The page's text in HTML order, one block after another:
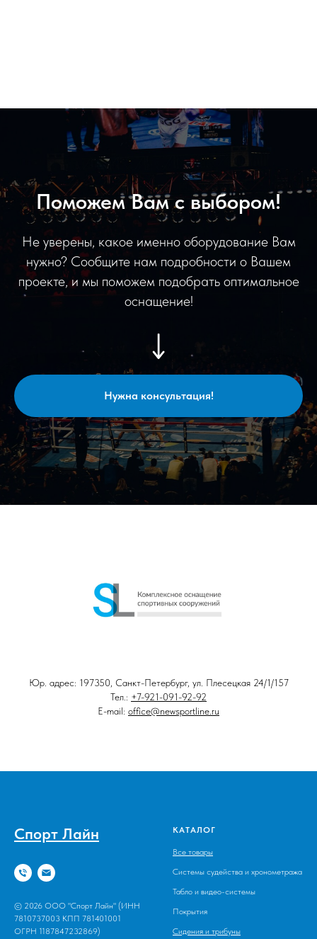
Поможем Вам с выбором!
Не уверены, какое именно оборудование Вам
нужно? Сообщите нам подробности о Вашем
проекте, и мы поможем подобрать оптимальное
оснащение!
Нужна консультация!
Юр. адрес: 197350, Санкт-Петербург, ул. Плесецкая 24/1/157
Тел.: +7-921-091-92-92
E-mail: office@newsportline.ru
Спорт Лайн
© 2026 ООО "Спорт Лайн" (ИНН
7810737003 КПП 781401001
ОГРН 1187847232869)
КАТАЛОГ
Все товары
Системы судейства и хронометража
Табло и видео-системы
Покрытия
Сидения и трибуны